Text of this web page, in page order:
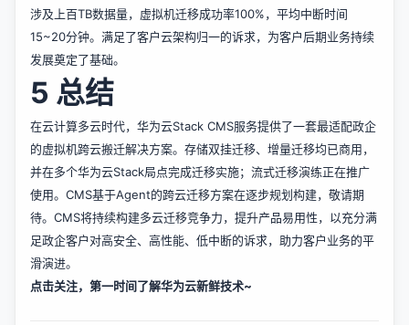
涉及上百TB数据量，虚拟机迁移成功率100%，平均中断时间
15~20分钟。满足了客户云架构归一的诉求，为客户后期业务持续
发展奠定了基础。
5 总结
在云计算多云时代，华为云Stack CMS服务提供了一套最适配政企
的虚拟机跨云搬迁解决方案。存储双挂迁移、增量迁移均已商用，
并在多个华为云Stack局点完成迁移实施；流式迁移演练正在推广
使用。CMS基于Agent的跨云迁移方案在逐步规划构建，敬请期
待。CMS将持续构建多云迁移竞争力，提升产品易用性，以充分满
足政企客户对高安全、高性能、低中断的诉求，助力客户业务的平
滑演进。
点击关注，第一时间了解华为云新鲜技术~